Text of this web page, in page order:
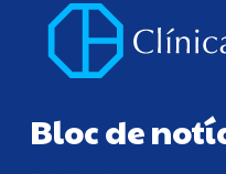
Bloc de